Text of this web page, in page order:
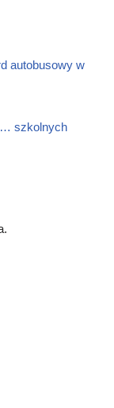
autobusowy w
szkolnych